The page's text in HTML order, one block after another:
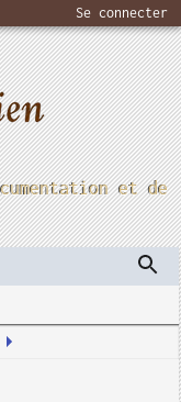
Se connecter
et de